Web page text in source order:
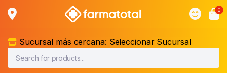
0
Sucursal más cercana: Seleccionar Sucursal